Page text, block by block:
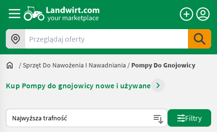
Przeglądaj oferty
/Sprzęt Do Nawożenia I Nawadniania / Pompy Do Gnojowicy
Kup Pompy do gnojowicy nowe i używane
Tak sortuje się na Landwirt.com
Filtry